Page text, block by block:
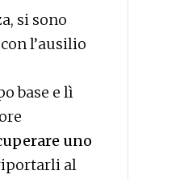
si sono
l’ausilio
base e lì
uno
al